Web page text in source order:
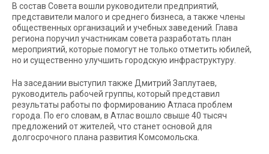
В состав Совета вошли руководители предприятий,
представители малого и среднего бизнеса, а также члены
общественных организаций и учебных заведений. Глава
региона поручил участникам совета разработать план
мероприятий, которые помогут не только отметить юбилей,
но и существенно улучшить городскую инфраструктуру.
На заседании выступил также Дмитрий Заплутаев,
руководитель рабочей группы, который представил
результаты работы по формированию Атласа проблем
города. По его словам, в Атлас вошло свыше 40 тысяч
предложений от жителей, что станет основой для
долгосрочного плана развития Комсомольска.